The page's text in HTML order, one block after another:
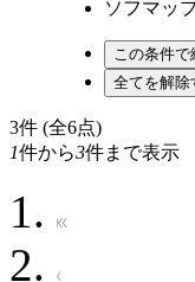
ソフマッ
3件 (全6点)
1件から3件まで表示